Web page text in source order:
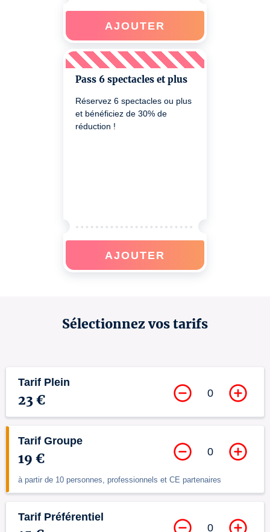
AJOUTER
Pass 6 spectacles et plus
Réservez 6 spectacles ou plus
et bénéficiez de 30% de
réduction !
AJOUTER
Sélectionnez vos tarifs
Tarif Plein
23 € 0
Tarif Groupe
19 €
à partir de 10 personnes, professionnels et CE partenaires
0
Tarif Préférentiel
0